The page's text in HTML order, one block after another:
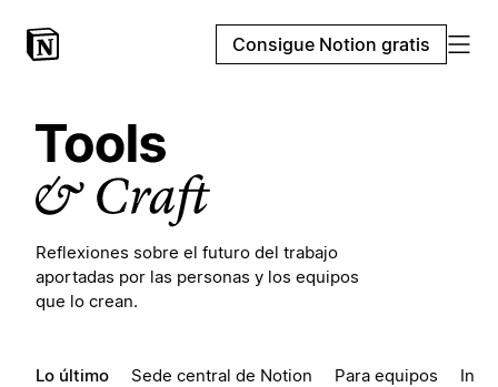
Consigue Notion gratis
Reflexiones sobre el futuro del trabajo
aportadas por las personas y los equipos
que lo crean.
Lo último Sede central de Notion Para equipos